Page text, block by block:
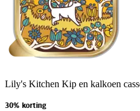
Lily's Kitchen Kip en kalkoen
30% korting